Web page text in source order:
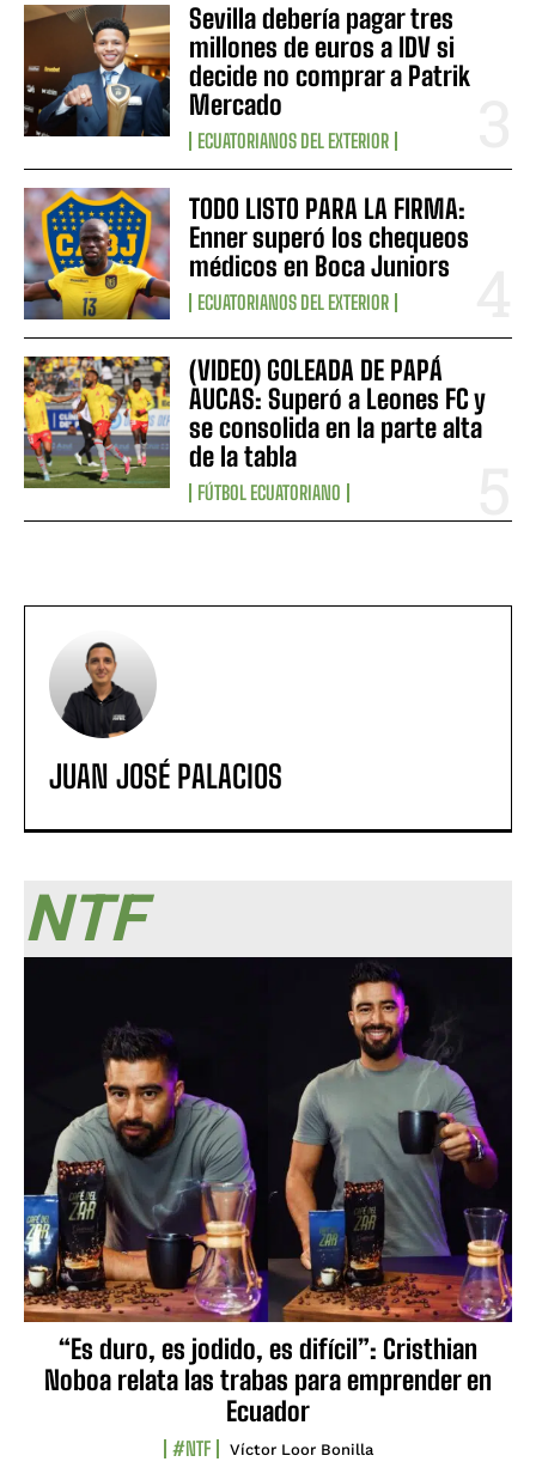
Sevilla debería pagar tres
millones de euros a IDV si
decide no comprar a Patrik
Mercado
ECUATORIANOS DEL EXTERIOR
TODO LISTO PARA LA FIRMA:
Enner superó los chequeos
médicos en Boca Juniors
ECUATORIANOS DEL EXTERIOR
(VIDEO) GOLEADA DE PAPÁ
AUCAS: Superó a Leones FC y
se consolida en la parte alta
de la tabla
FÚTBOL ECUATORIANO
JUAN JOSÉ PALACIOS
NTF
“Es duro, es jodido, es difícil”: Cristhian
Noboa relata las trabas para emprender en
Ecuador
#NTF Víctor Loor Bonilla